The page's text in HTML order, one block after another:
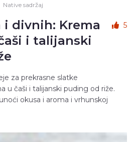
Native sadržaj
divnih: Krema
i talijanski
5
za prekrasne slatke
u čaši i talijanski puding od riže.
okusa i aroma i vrhunskoj